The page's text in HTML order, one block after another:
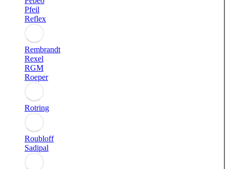
Pfeil
Reflex
Rembrandt
Rexel
RGM
Roeper
Rotring
Roubloff
Sadipal